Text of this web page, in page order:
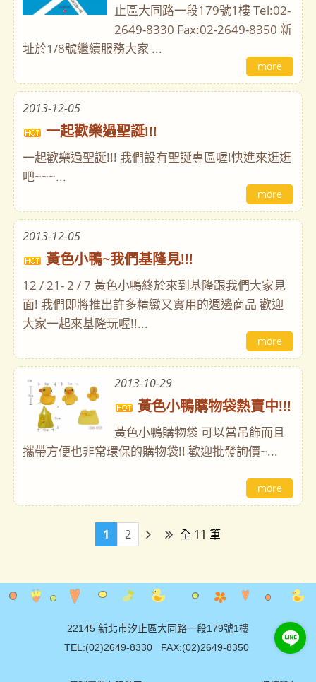
止區大同路一段179號1樓 Tel:02-
2649-8330 Fax:02-2649-8350 新
址於1/8號繼續服務大家 ...
more
2013-12-05
一起歡樂過聖誕!!!
一起歡樂過聖誕!!! 我們設有聖誕專區喔!快進來逛逛
吧~~~...
more
2013-12-05
黃色小鴨~我們基隆見!!!
12 / 21- 2 / 7 黃色小鴨終於來到基隆跟我們大家見
面! 我們即將推出許多精緻又實用的週邊商品 歡迎
大家一起來基隆玩喔!!...
more
2013-10-29
黃色小鴨購物袋熱賣中!!!
黃色小鴨購物袋 可以當吊飾而且
攜帶方便也非常環保的購物袋!! 歡迎批發詢價~...
more
1 2 全 11 筆
22145 新北市汐止區大同路一段179號1樓
TEL:(02)2649-8330 FAX:(02)2649-8350